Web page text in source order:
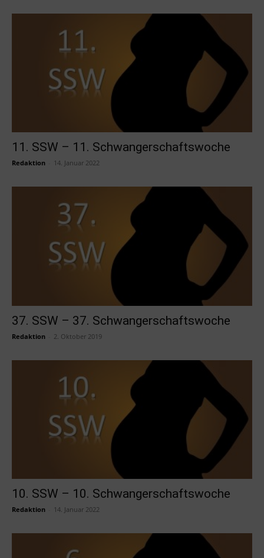
11. SSW – 11. Schwangerschaftswoche
Redaktion 14. Januar 2022
37. SSW – 37. Schwangerschaftswoche
Redaktion 2. Oktober 2019
10. SSW – 10. Schwangerschaftswoche
Redaktion 14. Januar 2022